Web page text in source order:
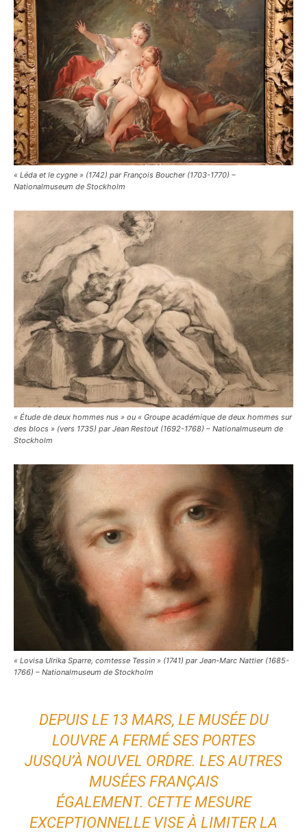
« Léda et le cygne » (1742) par François Boucher (1703-1770) –
Nationalmuseum de Stockholm
« Étude de deux hommes nus » ou « Groupe académique de deux hommes sur
des blocs » (vers 1735) par Jean Restout (1692-1768) – Nationalmuseum de
Stockholm
« Lovisa Ulrika Sparre, comtesse Tessin » (1741) par Jean-Marc Nattier (1685-
1766) – Nationalmuseum de Stockholm
DEPUIS LE 13 MARS, LE MUSÉE DU
LOUVRE A FERMÉ SES PORTES
JUSQU’À NOUVEL ORDRE. LES AUTRES
MUSÉES FRANÇAIS
ÉGALEMENT. CETTE MESURE
EXCEPTIONNELLE VISE À LIMITER LA